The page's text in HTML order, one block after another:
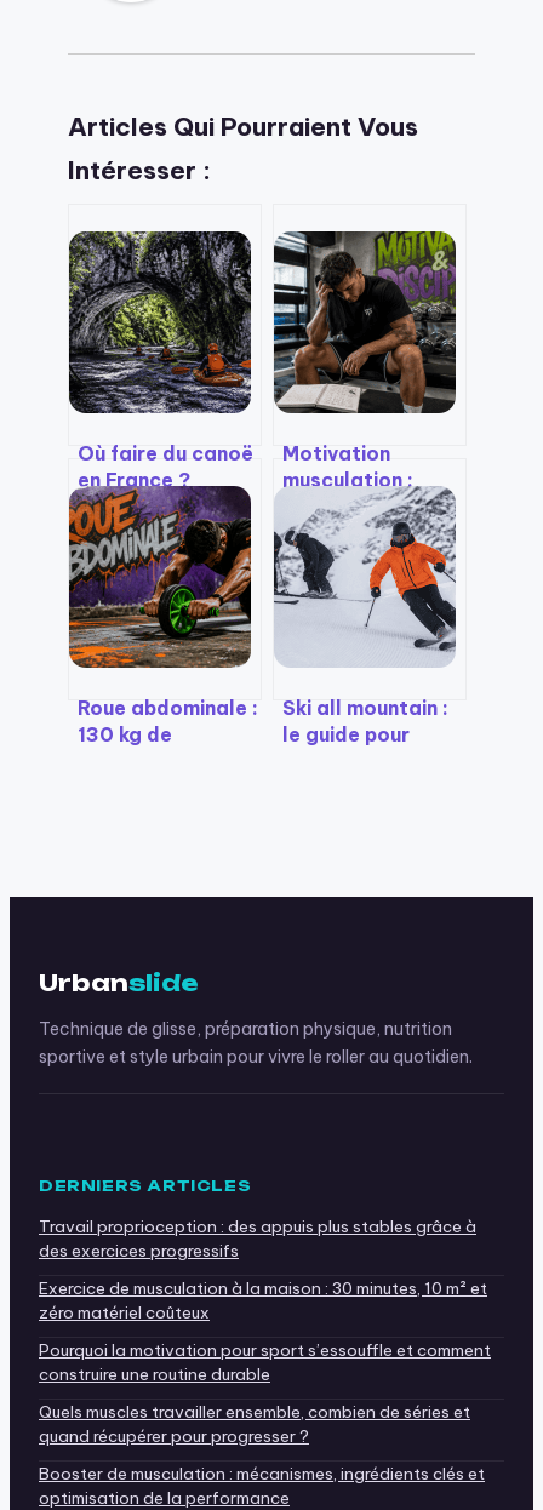
Articles Qui Pourraient Vous
Intéresser :
Où faire du canoë
en France ?
Gorges sauvages,
rivières familiales
et spots secrets
Motivation
musculation :
l’erreur des 6
séances par
semaine qui vous
fera arrêter en 3
Roue abdominale :
130 kg de
Ski all mountain :
le guide pour
Urbanslide
Technique de glisse, préparation physique, nutrition
sportive et style urbain pour vivre le roller au quotidien.
DERNIERS ARTICLES
Travail proprioception : des appuis plus stables grâce à
des exercices progressifs
Exercice de musculation à la maison : 30 minutes, 10 m² et
zéro matériel coûteux
Pourquoi la motivation pour sport s’essouffle et comment
construire une routine durable
Quels muscles travailler ensemble, combien de séries et
quand récupérer pour progresser ?
Booster de musculation : mécanismes, ingrédients clés et
optimisation de la performance